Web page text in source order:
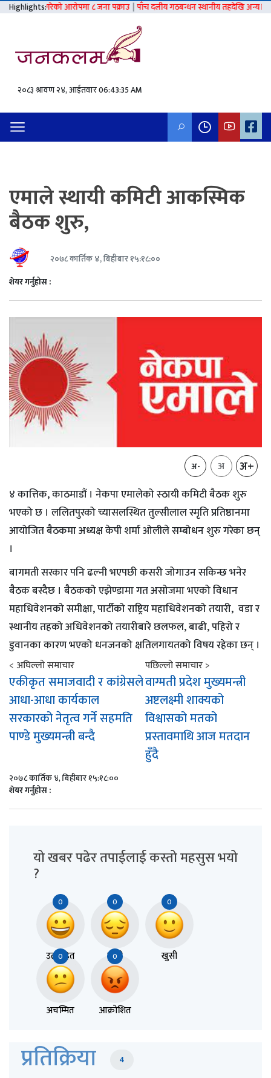
Highlights:
गरेको आरोपमा ८ जना पक्राउ | पाँच दलीय गठबन्धन स्थानीय तहदेखि अन्य
२०८३ श्रावण २४, आईतवार06:43:36 AM
एमाले स्थायी कमिटी आकस्मिक
बैठक शुरु,
२०७८ कार्तिक ४, बिहीबार १५:१८:००
शेयर गर्नुहोस :
अ- अ अ+
४ कात्तिक, काठमाडौं । नेकपा एमालेको स्ठायी कमिटी बैठक शुरु
भएको छ । ललितपुरको च्यासलस्थित तुल्सीलाल स्मृति प्रतिष्ठानमा
आयोजित बैठकमा अध्यक्ष केपी शर्मा ओलीले सम्बोधन शुरु गरेका छन्
।
बागमती सरकार पनि ढल्नी भएपछी कसरी जोगाउन सकिन्छ भनेर
बैठक बस्दैछ । बैठकको एझेण्डामा गत असोजमा भएको विधान
महाधिवेशनको समीक्षा, पार्टीको राष्ट्रिय महाधिवेशनको तयारी, वडा र
स्थानीय तहको अधिवेशनको तयारीबारे छलफल, बाढी, पहिरो र
डुवानका कारण भएको धनजनको क्षतिलगायतको विषय रहेका छन् ।
< अघिल्लो समाचार
एकीकृत समाजवादी र कांग्रेसले
आधा-आधा कार्यकाल
सरकारको नेतृत्व गर्ने सहमति
पाण्डे मुख्यमन्त्री बन्दै
पछिल्लो समाचार >
वाग्मती प्रदेश मुख्यमन्त्री
अष्टलक्ष्मी शाक्यको
विश्वासको मतको
प्रस्तावमाथि आज मतदान
हुँदै
२०७८ कार्तिक ४, बिहीबार १५:१८:००
शेयर गर्नुहोस :
यो खबर पढेर तपाईलाई कस्तो महसुस भयो
?
0
उत्साहित
0
दुःखी
0
खुसी
0
अचम्मित
0
आक्रोशित
प्रतिक्रिया 4